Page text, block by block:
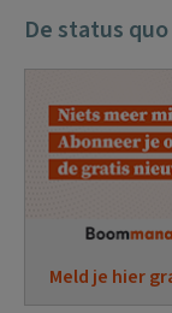
De status quo
Meld je hier